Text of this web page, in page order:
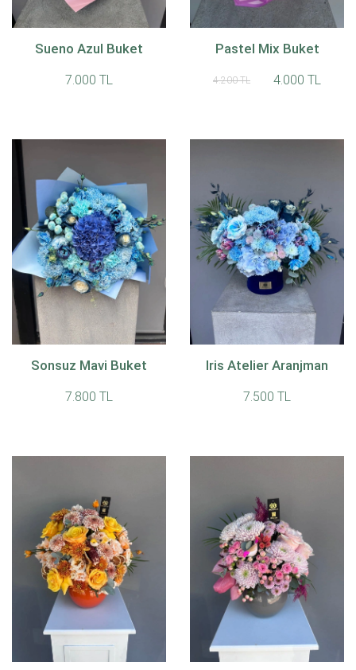
Sueno Azul Buket
7.000 TL
Pastel Mix Buket
4.200 TL 4.000 TL
Sonsuz Mavi Buket
7.800 TL
Iris Atelier Aranjman
7.500 TL